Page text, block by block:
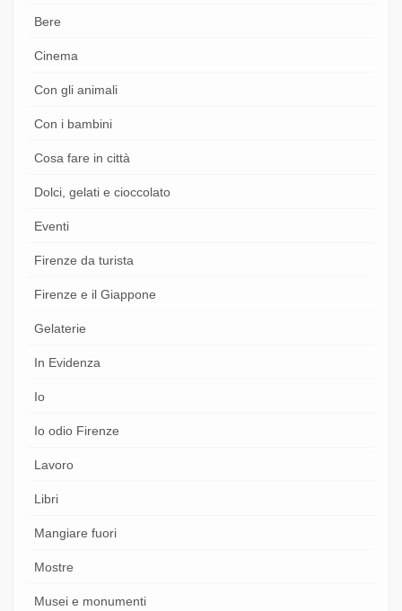
Bere
Cinema
Con gli animali
Con i bambini
Cosa fare in città
Dolci, gelati e cioccolato
Eventi
Firenze da turista
Firenze e il Giappone
Gelaterie
In Evidenza
Io
Io odio Firenze
Lavoro
Libri
Mangiare fuori
Mostre
Musei e monumenti